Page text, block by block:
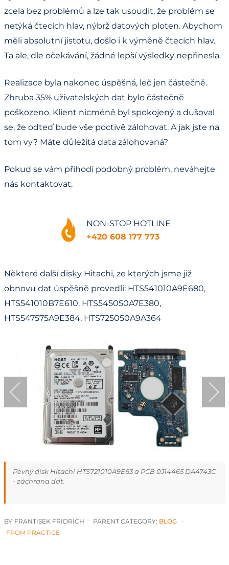
zcela bez problémů a lze tak usoudit, že problém se
netýká čtecích hlav, nýbrž datových ploten. Abychom
měli absolutní jistotu, došlo i k výměně čtecích hlav.
Ta ale, dle očekávání, žádné lepší výsledky nepřinesla.
Realizace byla nakonec úspěšná, leč jen částečně.
Zhruba 35% uživatelských dat bylo částečně
poškozeno. Klient nicméně byl spokojený a dušoval
se, že odteď bude vše poctivě zálohovat. A jak jste na
tom vy? Máte důležitá data zálohovaná?
Pokud se vám přihodí podobný problém, neváhejte
nás kontaktovat.
NON-STOP HOTLINE
+420 608 177 773
Některé další disky Hitachi, ze kterých jsme již
obnovu dat úspěšně provedli: HTS541010A9E680,
HTS541010B7E610, HTS545050A7E380,
HTS547575A9E384, HTS725050A9A364
Pevný disk Hitachi HTS721010A9E63 a PCB 0J14465 DA4743C
- záchrana dat.
BY FRANTISEK FRIDRICH PARENT CATEGORY: BLOG
FROM PRACTICE